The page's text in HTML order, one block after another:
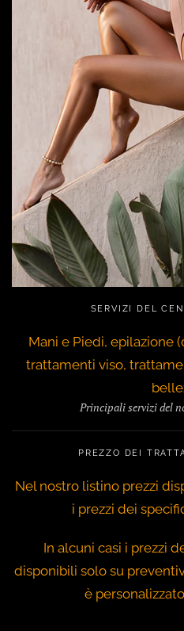
SERVIZI DEL
Mani e Piedi, epilazione
trattamenti viso,
Principali servizi del
PREZZO DEI
Nel nostro listino prezzi
i prezzi dei
In alcuni casi i prezzi
disponibili solo su
è